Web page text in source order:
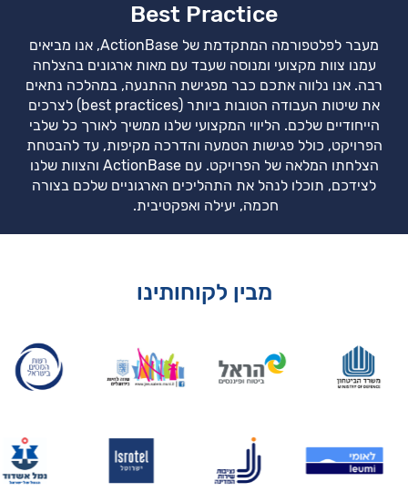
Best Practice
מעבר לפלטפורמה המתקדמת של ActionBase, אנו מביאים
עמנו צוות מקצועי ומנוסה שעבד עם מאות ארגונים בהצלחה
רבה. אנו נלווה אתכם כבר מפגישת ההתנעה, במהלכה נתאים
את שיטות העבודה הטובות ביותר (best practices) לצרכים
הייחודיים שלכם. הליווי המקצועי שלנו ממשיך לאורך כל שלבי
הפרויקט, כולל פגישות הטמעה והדרכה מקיפות, עד להבטחת
הצלחתו המלאה של הפרויקט. עם ActionBase והצוות שלנו
לצידכם, תוכלו לנהל את התהליכים הארגוניים שלכם בצורה
חכמה, יעילה ואפקטיבית.
מבין לקוחותינו